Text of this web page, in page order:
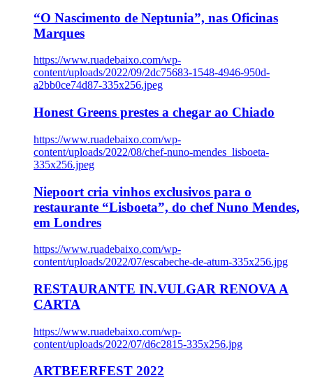
“O Nascimento de Neptunia”, nas Oficinas
Marques
https://www.ruadebaixo.com/wp-
content/uploads/2022/09/2dc75683-1548-4946-950d-
a2bb0ce74d87-335x256.jpeg
Honest Greens prestes a chegar ao Chiado
https://www.ruadebaixo.com/wp-
content/uploads/2022/08/chef-nuno-mendes_lisboeta-
335x256.jpeg
Niepoort cria vinhos exclusivos para o
restaurante “Lisboeta”, do chef Nuno Mendes,
em Londres
https://www.ruadebaixo.com/wp-
content/uploads/2022/07/escabeche-de-atum-335x256.jpg
RESTAURANTE IN.VULGAR RENOVA A
CARTA
https://www.ruadebaixo.com/wp-
content/uploads/2022/07/d6c2815-335x256.jpg
ARTBEERFEST 2022